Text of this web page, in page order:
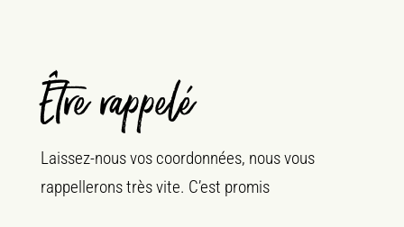
Être rappelé
Laissez-nous vos coordonnées, nous vous
rappellerons très vite. C’est promis